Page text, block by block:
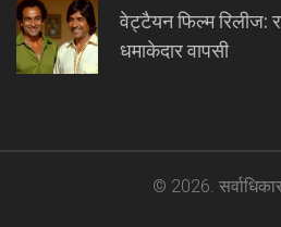
वेट्टैयन फिल्म रिलीज:
धमाकेदार वापसी
© 2026.